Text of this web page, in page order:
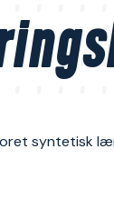
syntetisk